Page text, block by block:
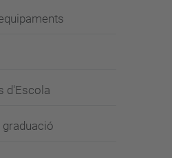
d'Escola